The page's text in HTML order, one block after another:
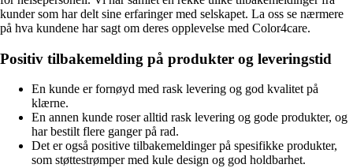
kunder som har delt sine erfaringer med selskapet. La oss se nærmere
på hva kundene har sagt om deres opplevelse med Color4care.
Positiv tilbakemelding på produkter og leveringstid
En kunde er fornøyd med rask levering og god kvalitet på
klærne.
En annen kunde roser alltid rask levering og gode produkter, og
har bestilt flere ganger på rad.
Det er også positive tilbakemeldinger på spesifikke produkter,
som støttestrømper med kule design og god holdbarhet.